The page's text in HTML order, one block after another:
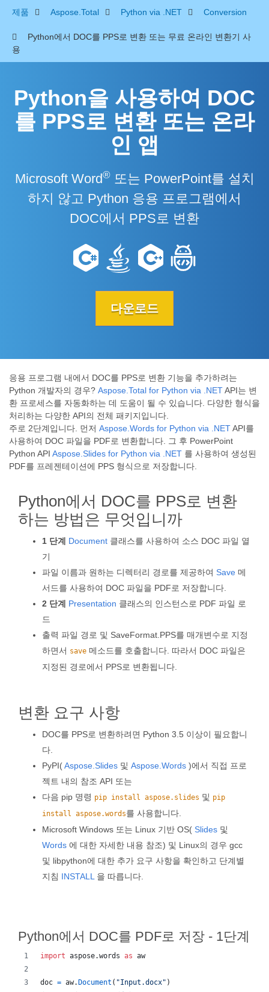
제품 Aspose.Total Python via .NET Conversion
Python에서 DOC를 PPS로 변환 또는 무료 온라인 변환기 사
용
Python을 사용하여 DOC
를 PPS로 변환 또는 온라
인 앱
Microsoft Word®또는 PowerPoint를 설치
하지 않고 Python 응용 프로그램에서
DOC에서 PPS로 변환
다운로드
응용 프로그램 내에서 DOC를 PPS로 변환 기능을 추가하려는
Python 개발자의 경우? Aspose.Total for Python via .NETAPI는 변
환 프로세스를 자동화하는 데 도움이 될 수 있습니다. 다양한 형식을
처리하는 다양한 API의 전체 패키지입니다.
주로 2단계입니다. 먼저 Aspose.Words for Python via .NETAPI를
사용하여 DOC 파일을 PDF로 변환합니다. 그 후 PowerPoint
Python API Aspose.Slides for Python via .NET 를 사용하여 생성된
PDF를 프레젠테이션에 PPS 형식으로 저장합니다.
Python에서 DOC를 PPS로 변환
하는 방법은 무엇입니까
1 단계 Document 클래스를 사용하여 소스 DOC 파일 열
기
파일 이름과 원하는 디렉터리 경로를 제공하여 Save 메
서드를 사용하여 DOC 파일을 PDF로 저장합니다.
2 단계 Presentation 클래스의 인스턴스로 PDF 파일 로
드
출력 파일 경로 및 SaveFormat.PPS를 매개변수로 지정
하면서 save 메소드를 호출합니다. 따라서 DOC 파일은
지정된 경로에서 PPS로 변환됩니다.
변환 요구 사항
DOC를 PPS로 변환하려면 Python 3.5 이상이 필요합니
다.
PyPI(Aspose.Slides 및 Aspose.Words )에서 직접 프로
젝트 내의 참조 API 또는
다음 pip 명령 pip install aspose.slides 및 pip
install aspose.words를 사용합니다.
Microsoft Windows 또는 Linux 기반 OS( Slides 및
Words 에 대한 자세한 내용 참조) 및 Linux의 경우 gcc
및 libpython에 대한 추가 요구 사항을 확인하고 단계별
지침 INSTALL 을 따릅니다.
Python에서 DOC를 PDF로 저장 - 1단계
import aspose.words as aw
doc = aw. Document ( "Input.docx" )